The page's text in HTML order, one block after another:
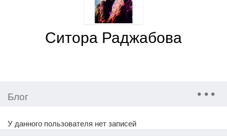
Ситора Раджабова
Блог
У данного пользователя нет записей